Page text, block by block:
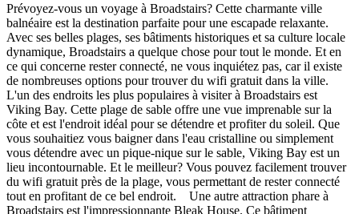
Prévoyez-vous un voyage à Broadstairs? Cette charmante ville
balnéaire est la destination parfaite pour une escapade relaxante.
Avec ses belles plages, ses bâtiments historiques et sa culture locale
dynamique, Broadstairs a quelque chose pour tout le monde. Et en
ce qui concerne rester connecté, ne vous inquiétez pas, car il existe
de nombreuses options pour trouver du wifi gratuit dans la ville.
L'un des endroits les plus populaires à visiter à Broadstairs est
Viking Bay. Cette plage de sable offre une vue imprenable sur la
côte et est l'endroit idéal pour se détendre et profiter du soleil. Que
vous souhaitiez vous baigner dans l'eau cristalline ou simplement
vous détendre avec un pique-nique sur le sable, Viking Bay est un
lieu incontournable. Et le meilleur? Vous pouvez facilement trouver
du wifi gratuit près de la plage, vous permettant de rester connecté
tout en profitant de ce bel endroit. Une autre attraction phare à
Broadstairs est l'impressionnante Bleak House. Ce bâtiment